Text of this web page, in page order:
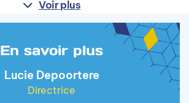
Voir plus
En savoir plus
Lucie Depoortere
Directrice